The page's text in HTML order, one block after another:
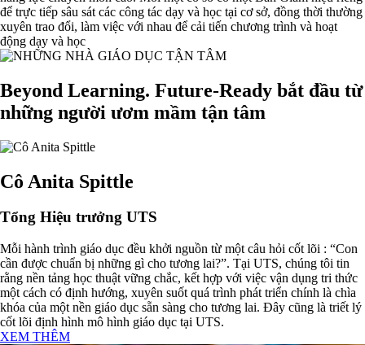
để trực tiếp sâu sát các công tác dạy và học tại cơ sở, đồng thời thường
xuyên trao đổi, làm việc với nhau để cải tiến chương trình và hoạt
động dạy và học
Beyond Learning. Future-Ready bắt đầu từ
những người ươm mầm tận tâm
Cô Anita Spittle
Tổng Hiệu trưởng UTS
Mỗi hành trình giáo dục đều khởi nguồn từ một câu hỏi cốt lõi : “Con
cần được chuẩn bị những gì cho tương lai?”. Tại UTS, chúng tôi tin
rằng nền tảng học thuật vững chắc, kết hợp với việc vận dụng tri thức
một cách có định hướng, xuyên suốt quá trình phát triển chính là chìa
khóa của một nền giáo dục sẵn sàng cho tương lai. Đây cũng là triết lý
cốt lõi định hình mô hình giáo dục tại UTS.
XEM THÊM